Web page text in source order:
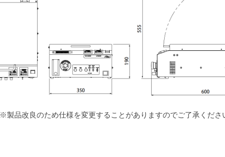
※製品改良のため仕様を変更することがありますのでご了承くださ